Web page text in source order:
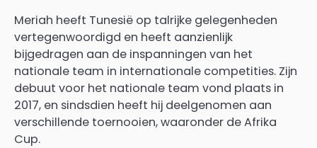
Meriah heeft Tunesië op talrijke gelegenheden
vertegenwoordigd en heeft aanzienlijk
bijgedragen aan de inspanningen van het
nationale team in internationale competities. Zijn
debuut voor het nationale team vond plaats in
2017, en sindsdien heeft hij deelgenomen aan
verschillende toernooien, waaronder de Afrika
Cup.